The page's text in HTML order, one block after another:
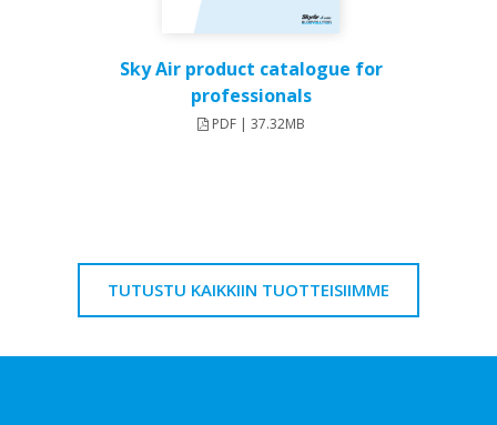
Sky Air product catalogue for
professionals
PDF | 37.32MB
TUTUSTU KAIKKIIN TUOTTEISIIMME